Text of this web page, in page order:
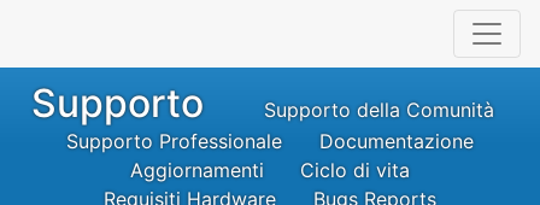
Supporto
Supporto della Comunità
Supporto Professionale
Documentazione
Aggiornamenti
Ciclo di vita
Requisiti Hardware
Bugs Reports